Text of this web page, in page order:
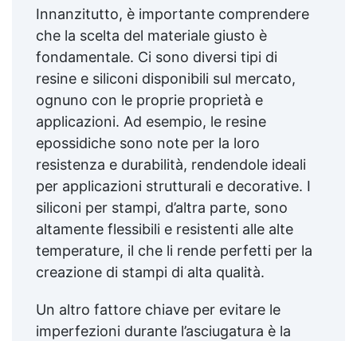
Innanzitutto, è importante comprendere
che la scelta del materiale giusto è
fondamentale. Ci sono diversi tipi di
resine e siliconi disponibili sul mercato,
ognuno con le proprie proprietà e
applicazioni. Ad esempio, le resine
epossidiche sono note per la loro
resistenza e durabilità, rendendole ideali
per applicazioni strutturali e decorative. I
siliconi per stampi, d’altra parte, sono
altamente flessibili e resistenti alle alte
temperature, il che li rende perfetti per la
creazione di stampi di alta qualità.
Un altro fattore chiave per evitare le
imperfezioni durante l’asciugatura è la